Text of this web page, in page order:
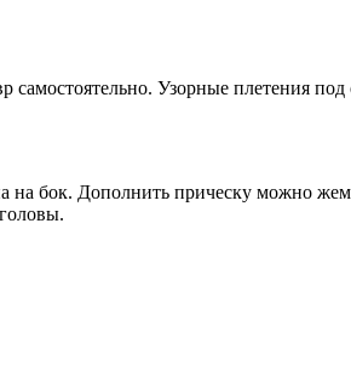
Узорные плетения
на бок. Дополнить прическу можно